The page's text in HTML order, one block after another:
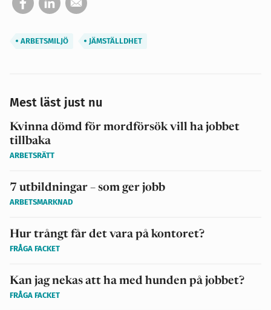
ARBETSMILJÖ JÄMSTÄLLDHET
Mest läst just nu
Kvinna dömd för mordförsök vill ha jobbet
tillbaka
ARBETSRÄTT
7 utbildningar – som ger jobb
ARBETSMARKNAD
Hur trångt får det vara på kontoret?
FRÅGA FACKET
Kan jag nekas att ha med hunden på jobbet?
FRÅGA FACKET